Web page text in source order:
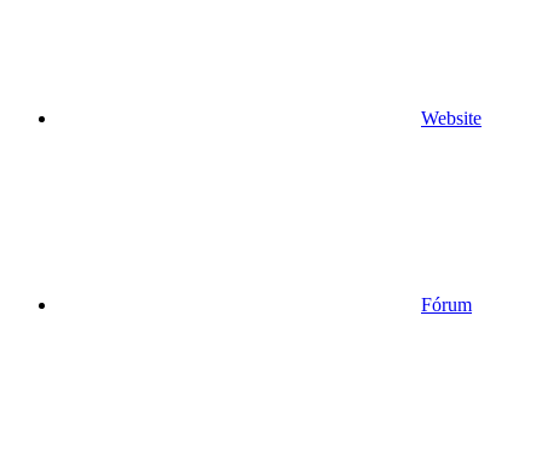
Website
Fórum